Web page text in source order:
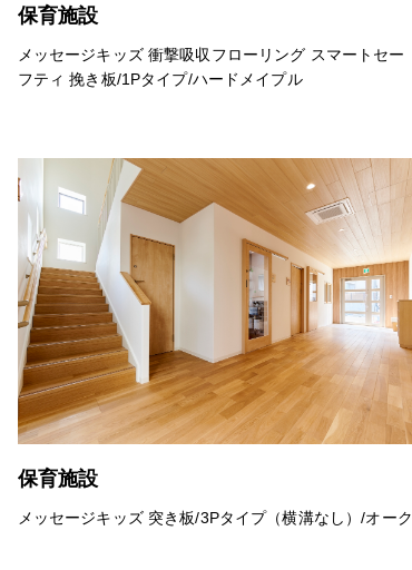
保育施設
メッセージキッズ 衝撃吸収フローリング スマートセー
フティ 挽き板/1Pタイプ/ハードメイプル
保育施設
メッセージキッズ 突き板/3Pタイプ（横溝なし）/オーク